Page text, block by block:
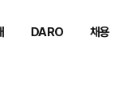
DARO 채용